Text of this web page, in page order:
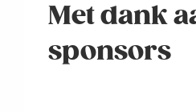
Met dank
sponsors